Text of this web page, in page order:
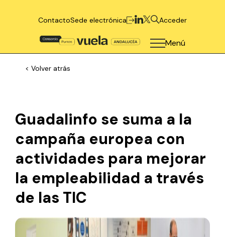
ContactoSede electrónica Acceder
Menú
< Volver atrás
Guadalinfo se suma a la
campaña europea con
actividades para mejorar
la empleabilidad a través
de las TIC